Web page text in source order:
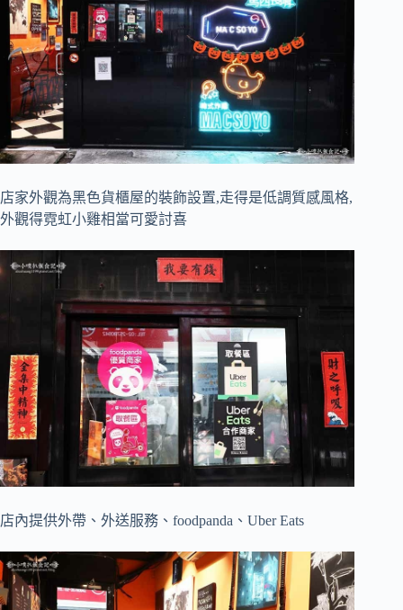
店家外觀為黑色貨櫃屋的裝飾設置,走得是低調質感風格,
外觀得霓虹小雞相當可愛討喜
店內提供外帶、外送服務、foodpanda、Uber Eats